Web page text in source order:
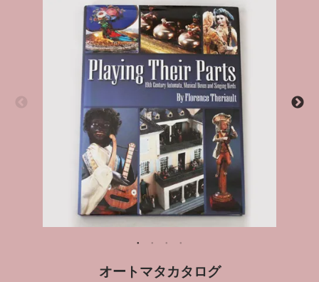
オートマタカタログ